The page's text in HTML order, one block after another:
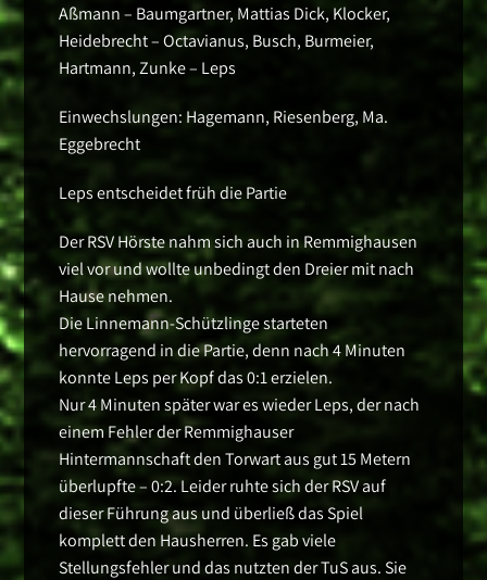
Aßmann – Baumgartner, Mattias Dick, Klocker,
Heidebrecht – Octavianus, Busch, Burmeier,
Hartmann, Zunke – Leps
Einwechslungen: Hagemann, Riesenberg, Ma.
Eggebrecht
Leps entscheidet früh die Partie
Der RSV Hörste nahm sich auch in Remmighausen
viel vor und wollte unbedingt den Dreier mit nach
Hause nehmen.
Die Linnemann-Schützlinge starteten
hervorragend in die Partie, denn nach 4 Minuten
konnte Leps per Kopf das 0:1 erzielen.
Nur 4 Minuten später war es wieder Leps, der nach
einem Fehler der Remmighauser
Hintermannschaft den Torwart aus gut 15 Metern
überlupfte – 0:2. Leider ruhte sich der RSV auf
dieser Führung aus und überließ das Spiel
komplett den Hausherren. Es gab viele
Stellungsfehler und das nutzten der TuS aus. Sie